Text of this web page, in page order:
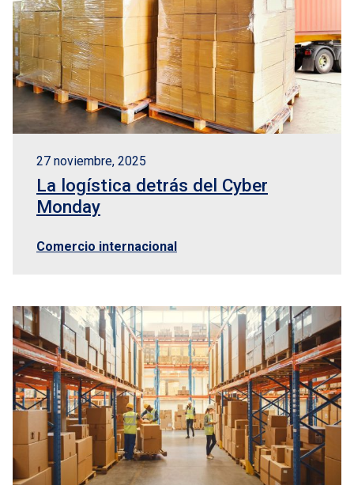
27 noviembre, 2025
La logística detrás del Cyber
Monday
Comercio internacional